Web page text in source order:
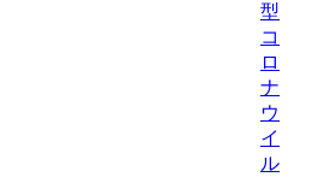
型
コ
ロ
ナ
ウ
イ
ル